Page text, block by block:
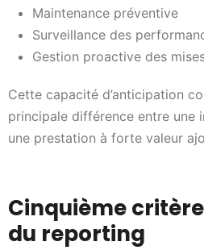
Maintenance préventive
Surveillance des
Gestion proactive des
Cette capacité d’anticipation
principale différence entre une
une prestation à forte valeur
Cinquième
du reporting